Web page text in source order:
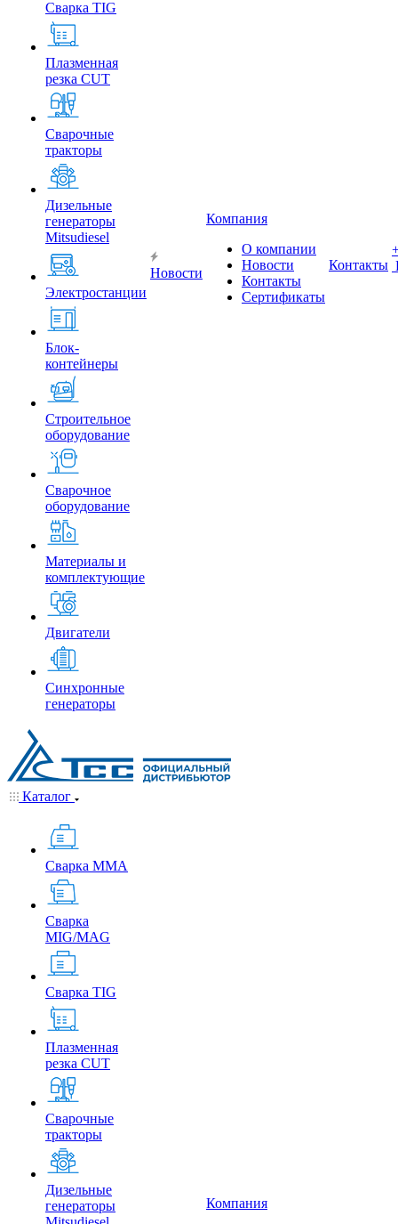
Сварка TIG
Плазменная
резка CUT
Сварочные
тракторы
Дизельные
генераторы
Mitsudiesel
Электростанции
Блок-
контейнеры
Строительное
оборудование
Сварочное
оборудование
Материалы и
комплектующие
Двигатели
Синхронные
генераторы
Новости
Компания
О компании
Новости
Контакты
Сертификаты
Контакты
Каталог
Сварка MMA
Сварка
MIG/MAG
Сварка TIG
Плазменная
резка CUT
Сварочные
тракторы
Дизельные
генераторы
Компания